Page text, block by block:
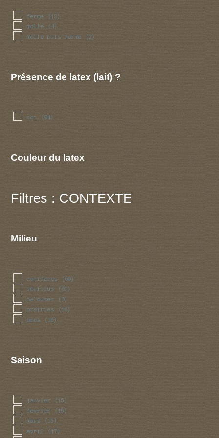
ferme (13)
molle (4)
molle puis ferme (2)
Présence de latex (lait) ?
non (94)
Couleur du latex
Filtres : CONTEXTE
Milieu
coniferes (60)
feuillus (61)
pelouses (9)
prairies (16)
pres (16)
Saison
janvier (15)
fevrier (15)
mars (15)
avril (17)